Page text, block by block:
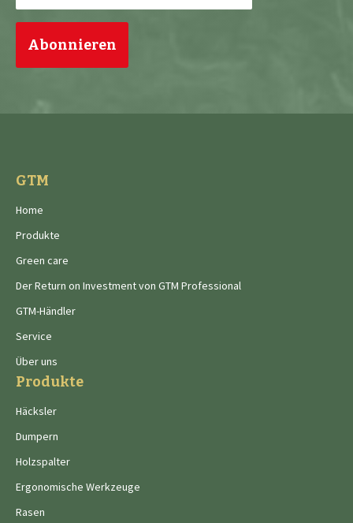
Adresse
GTM
Home
Produkte
Green care
Der Return on Investment von GTM Professional
GTM-Händler
Service
Über uns
Produkte
Häcksler
Dumpern
Holzspalter
Ergonomische Werkzeuge
Rasen